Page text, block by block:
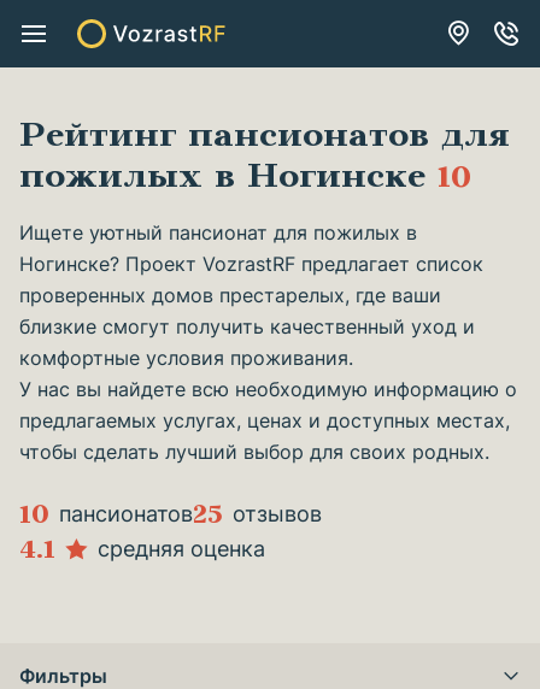
Рейтинг пансионатов для
пожилых в Ногинске 10
Ищете уютный пансионат для пожилых в
Ногинске? Проект VozrastRF предлагает список
проверенных домов престарелых, где ваши
близкие смогут получить качественный уход и
комфортные условия проживания.
У нас вы найдете всю необходимую информацию о
предлагаемых услугах, ценах и доступных местах,
чтобы сделать лучший выбор для своих родных.
10 пансионатов25 отзывов
4.1 средняя оценка
Фильтры